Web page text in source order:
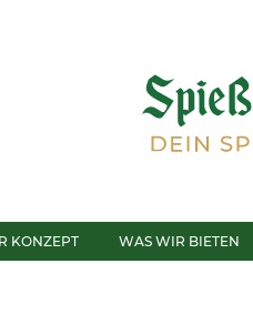
KONZEPT WAS WIR BIETEN